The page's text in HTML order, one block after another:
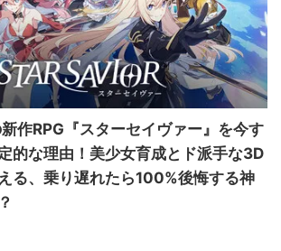
新作RPG『スターセイヴァー』を今す
的な理由！美少女育成とド派手な3D
る、乗り遅れたら100%後悔する神